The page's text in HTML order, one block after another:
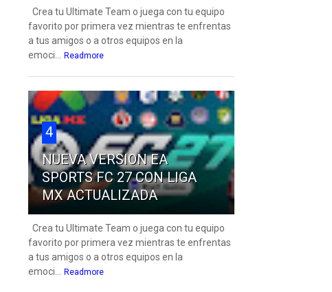
Crea tu Ultimate Team o juega con tu equipo
favorito por primera vez mientras te enfrentas
a tus amigos o a otros equipos en la
emoci...
Readmore
4
NUEVA VERSION EA
SPORTS FC 27 CON LIGA
MX ACTUALIZADA
Crea tu Ultimate Team o juega con tu equipo
favorito por primera vez mientras te enfrentas
a tus amigos o a otros equipos en la
emoci...
Readmore